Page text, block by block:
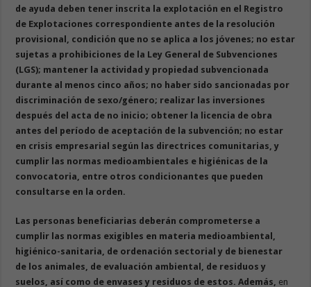
de ayuda deben tener inscrita la explotación en el Registro
de Explotaciones correspondiente antes de la resolución
provisional, condición que no se aplica a los jóvenes; no estar
sujetas a prohibiciones de la Ley General de Subvenciones
(LGS); mantener la actividad y propiedad subvencionada
durante al menos cinco años; no haber sido sancionadas por
discriminación de sexo/género; realizar las inversiones
después del acta de no inicio; obtener la licencia de obra
antes del período de aceptación de la subvención; no estar
en crisis empresarial según las directrices comunitarias, y
cumplir las normas medioambientales e higiénicas de la
convocatoria, entre otros condicionantes que pueden
consultarse en la orden.
Las personas beneficiarias deberán comprometerse a
cumplir las normas exigibles en materia medioambiental,
higiénico-sanitaria, de ordenación sectorial y de bienestar
de los animales, de evaluación ambiental, de residuos y
suelos, así como de envases y residuos de estos. Además, en